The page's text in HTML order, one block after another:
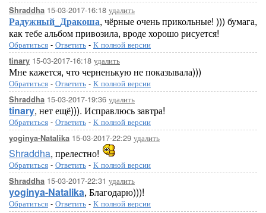
Shraddha 15-03-2017-16:18 удалить
Радужный_Дракоша, чёрные очень прикольные! ))) бумага,
как тебе альбом привозила, вроде хорошо рисуется!
Обратиться - Ответить - К полной версии
tinary 15-03-2017-16:18 удалить
Мне кажется, что черненькую не показывала)))
Обратиться - Ответить - К полной версии
Shraddha 15-03-2017-19:36 удалить
tinary, нет ещё))). Исправлюсь завтра!
Обратиться - Ответить - К полной версии
yoginya-Natalika 15-03-2017-22:29 удалить
Shraddha, прелестно!
Обратиться - Ответить - К полной версии
Shraddha 15-03-2017-22:31 удалить
yoginya-Natalika, Благодарю)))!
Обратиться - Ответить - К полной версии